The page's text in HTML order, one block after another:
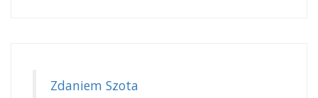
Zdaniem Szota